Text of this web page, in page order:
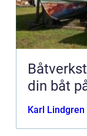
Båtverkstad så tar du
din båt
Karl Lindgren